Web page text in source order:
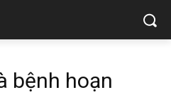
bệnh hoạn